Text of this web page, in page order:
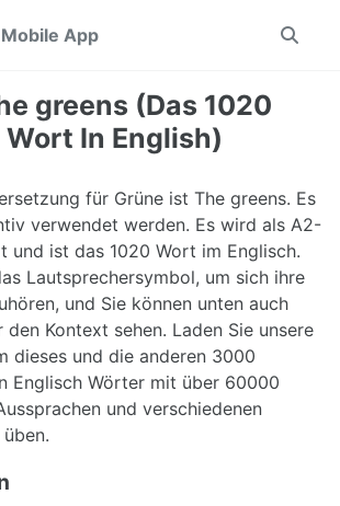
App
Toggle
greens (Das 1020
In English)
für Grüne ist The greens. Es
verwendet werden. Es wird als A2-
und ist das 1020 Wort im Englisch.
Lautsprechersymbol, um sich ihre
und Sie können unten auch
den Kontext sehen. Laden Sie unsere
dieses und die anderen 3000
Englisch Wörter mit über 60000
und verschiedenen